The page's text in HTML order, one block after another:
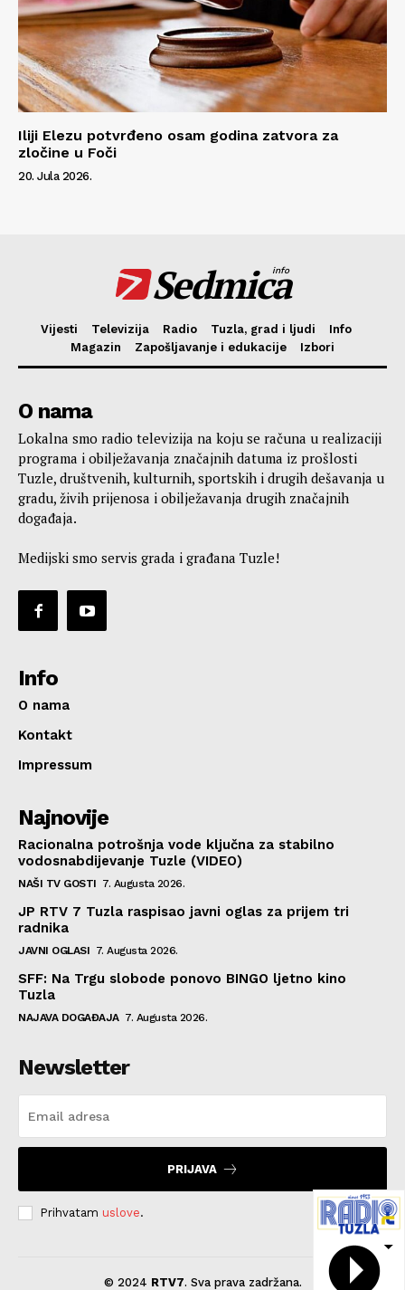
Iliji Elezu potvrđeno osam godina zatvora za
zločine u Foči
20. Jula 2026.
Sedmica
info
Vijesti Televizija Radio Tuzla, grad i ljudi
Info
Magazin
Zapošljavanje i edukacije Izbori
O nama
Lokalna smo radio televizija na koju se računa u realizaciji
programa i obilježavanja značajnih datuma iz prošlosti
Tuzle, društvenih, kulturnih, sportskih i drugih dešavanja u
gradu, živih prijenosa i obilježavanja drugih značajnih
događaja.
Medijski smo servis grada i građana Tuzle!
Info
O nama
Kontakt
Impressum
Najnovije
Racionalna potrošnja vode ključna za stabilno
vodosnabdijevanje Tuzle (VIDEO)
NAŠI TV GOSTI 7. Augusta 2026.
JP RTV 7 Tuzla raspisao javni oglas za prijem tri
radnika
JAVNI OGLASI 7. Augusta 2026.
SFF: Na Trgu slobode ponovo BINGO ljetno kino
Tuzla
NAJAVA DOGAĐAJA 7. Augusta 2026.
Newsletter
PRIJAVA
Prihvatam uslove.
© 2024 RTV7. Sva prava zadržana.